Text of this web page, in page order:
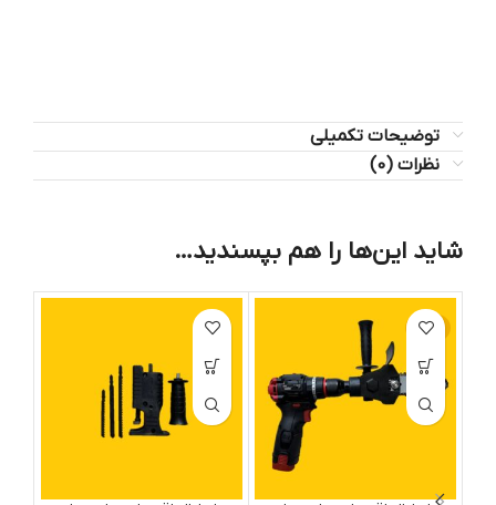
توضیحات تکمیلی
نظرات (0)
شاید این‌ها را هم بپسندید…
-24%